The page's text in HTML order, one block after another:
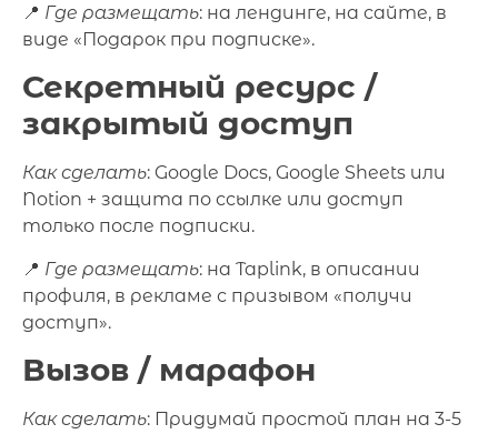
📍 Где размещать: на лендинге, на сайте, в
виде «Подарок при подписке».
Секретный ресурс /
закрытый доступ
Как сделать: Google Docs, Google Sheets или
Notion + защита по ссылке или доступ
только после подписки.
📍 Где размещать: на Taplink, в описании
профиля, в рекламе с призывом «получи
доступ».
Вызов / марафон
Как сделать: Придумай простой план на 3-5